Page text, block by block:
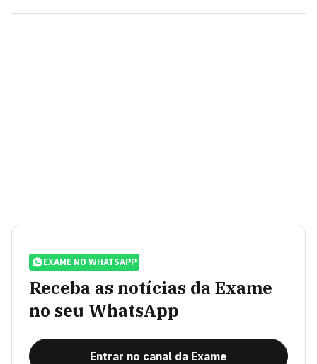
EXAME NO WHATSAPP
Receba as notícias da Exame
no seu WhatsApp
Entrar no canal da Exame